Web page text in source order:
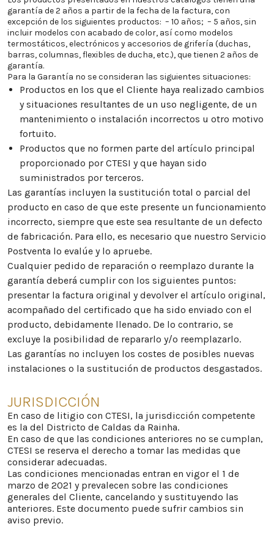
garantía de 2 años a partir de la fecha de la factura, con
excepción de los siguientes productos: – 10 años; – 5 años, sin
incluir modelos con acabado de color, así como modelos
termostáticos, electrónicos y accesorios de grifería (duchas,
barras, columnas, flexibles de ducha, etc.), que tienen 2 años de
garantía.
Para la Garantía no se consideran las siguientes situaciones:
Productos en los que el Cliente haya realizado cambios
y situaciones resultantes de un uso negligente, de un
mantenimiento o instalación incorrectos u otro motivo
fortuito.
Productos que no formen parte del artículo principal
proporcionado por CTESI y que hayan sido
suministrados por terceros.
Las garantías incluyen la sustitución total o parcial del
producto en caso de que este presente un funcionamiento
incorrecto, siempre que este sea resultante de un defecto
de fabricación. Para ello, es necesario que nuestro Servicio
Postventa lo evalúe y lo apruebe.
Cualquier pedido de reparación o reemplazo durante la
garantía deberá cumplir con los siguientes puntos:
presentar la factura original y devolver el artículo original,
acompañado del certificado que ha sido enviado con el
producto, debidamente llenado. De lo contrario, se
excluye la posibilidad de repararlo y/o reemplazarlo.
Las garantías no incluyen los costes de posibles nuevas
instalaciones o la sustitución de productos desgastados.
JURISDICCIÓN
En caso de litigio con CTESI, la jurisdicción competente
es la del Districto de Caldas da Rainha.
En caso de que las condiciones anteriores no se cumplan,
CTESI se reserva el derecho a tomar las medidas que
considerar adecuadas.
Las condiciones mencionadas entran en vigor el 1 de
marzo de 2021 y prevalecen sobre las condiciones
generales del Cliente, cancelando y sustituyendo las
anteriores. Este documento puede sufrir cambios sin
aviso previo.